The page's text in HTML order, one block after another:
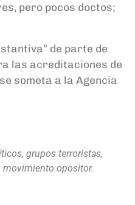
pero pocos doctos;
de parte de
las acreditaciones de
someta a la Agencia
grupos terroristas,
movimiento opositor.